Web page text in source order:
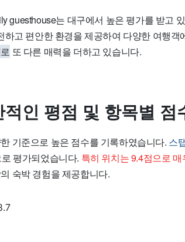
guesthouse는 대구에서 높은 평가를 받고
하고 편안한 환경을 제공하여 다양한 여행
또 다른 매력을 더하고 있습니다.
적인 평점 및 항목별 점
기준으로 높은 점수를 기록하였습니다. 스
평가되었습니다. 특히 위치는 9.4점으로
숙박 경험을 제공합니다.